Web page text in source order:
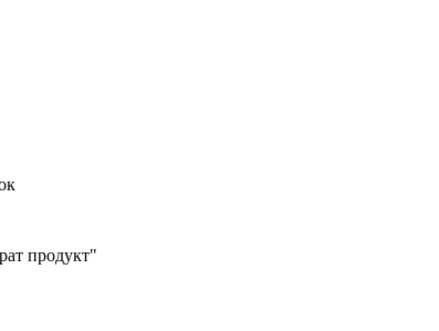
продукт"